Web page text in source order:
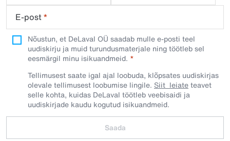
E-post*
Nõustun, et DeLaval OÜ saadab mulle e-posti teel
uudiskirju ja muid turundusmaterjale ning töötleb sel
eesmärgil minu isikuandmeid.​
Tellimusest saate igal ajal loobuda, klõpsates uudiskirjas
olevale tellimusest loobumise lingile. Siit leiateteavet
selle kohta, kuidas DeLaval töötleb veebisaidi ja
uudiskirjade kaudu kogutud isikuandmeid.
Saada